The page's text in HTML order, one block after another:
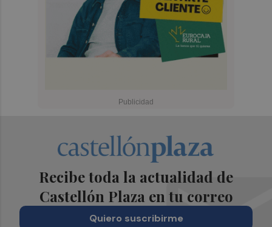
Recibe toda la actualidad de
Castellón Plaza en tu correo
Quiero suscribirme